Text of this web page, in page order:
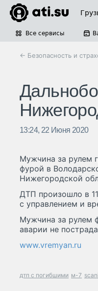
Все сервисы
← Безопасность и
13:24, 22 Июня 2020
Мужчина за рулем
фурой в
Нижегородской
ДТП произошло в
с управлением и
Мужчина за рулем
аварии не
www.vremyan.ru
дтп с погибшими м-7